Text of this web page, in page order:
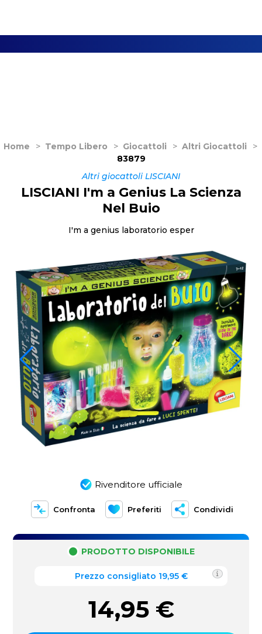
Home > Tempo Libero > Giocattoli > Altri Giocattoli
>
83879
Altri giocattoli LISCIANI
Rivenditore ufficiale
Confronta Preferiti Condividi
LISCIANI I'm a Genius La Scienza
Nel Buio
I'm a genius laboratorio esper
PRODOTTO DISPONIBILE
Prezzo consigliato 19,95 €
14,95 €